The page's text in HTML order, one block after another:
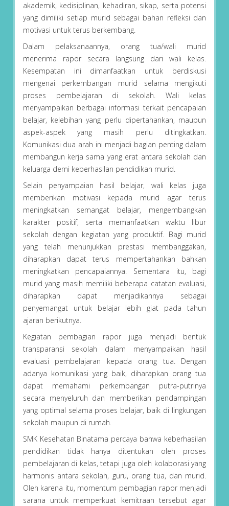
akademik, kedisiplinan, kehadiran, sikap, serta potensi
yang dimiliki setiap murid sebagai bahan refleksi dan
motivasi untuk terus berkembang.
Dalam pelaksanaannya, orang tua/wali murid
menerima rapor secara langsung dari wali kelas.
Kesempatan ini dimanfaatkan untuk berdiskusi
mengenai perkembangan murid selama mengikuti
proses pembelajaran di sekolah. Wali kelas
menyampaikan berbagai informasi terkait pencapaian
belajar, kelebihan yang perlu dipertahankan, maupun
aspek-aspek yang masih perlu ditingkatkan.
Komunikasi dua arah ini menjadi bagian penting dalam
membangun kerja sama yang erat antara sekolah dan
keluarga demi keberhasilan pendidikan murid.
Selain penyampaian hasil belajar, wali kelas juga
memberikan motivasi kepada murid agar terus
meningkatkan semangat belajar, mengembangkan
karakter positif, serta memanfaatkan waktu libur
sekolah dengan kegiatan yang produktif. Bagi murid
yang telah menunjukkan prestasi membanggakan,
diharapkan dapat terus mempertahankan bahkan
meningkatkan pencapaiannya. Sementara itu, bagi
murid yang masih memiliki beberapa catatan evaluasi,
diharapkan dapat menjadikannya sebagai
penyemangat untuk belajar lebih giat pada tahun
ajaran berikutnya.
Kegiatan pembagian rapor juga menjadi bentuk
transparansi sekolah dalam menyampaikan hasil
evaluasi pembelajaran kepada orang tua. Dengan
adanya komunikasi yang baik, diharapkan orang tua
dapat memahami perkembangan putra-putrinya
secara menyeluruh dan memberikan pendampingan
yang optimal selama proses belajar, baik di lingkungan
sekolah maupun di rumah.
SMK Kesehatan Binatama percaya bahwa keberhasilan
pendidikan tidak hanya ditentukan oleh proses
pembelajaran di kelas, tetapi juga oleh kolaborasi yang
harmonis antara sekolah, guru, orang tua, dan murid.
Oleh karena itu, momentum pembagian rapor menjadi
sarana untuk memperkuat kemitraan tersebut agar